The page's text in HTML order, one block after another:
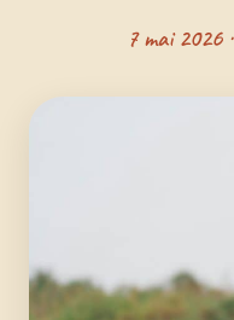
7 mai 2026